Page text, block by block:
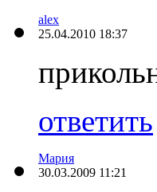
alex
25.04.2010 18:37
ответить
Мария
30.03.2009 11:21